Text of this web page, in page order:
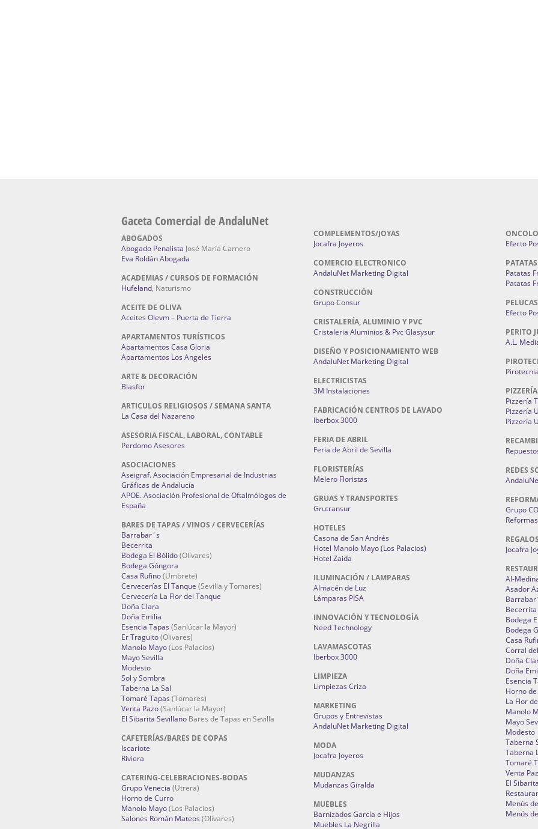
Gaceta Comercial de AndaluNet
ABOGADOS
Abogado Penalista José María Carnero
Eva Roldán Abogada
ACADEMIAS / CURSOS DE FORMACIÓN
Hufeland, Naturismo
ACEITE DE OLIVA
Aceites Olevm – Puerta de Tierra
APARTAMENTOS TURÍSTICOS
Apartamentos Casa Gloria
Apartamentos Los Angeles
ARTE & DECORACIÓN
Blasfor
ARTICULOS RELIGIOSOS / SEMANA SANTA
La Casa del Nazareno
ASESORIA FISCAL, LABORAL, CONTABLE
Perdomo Asesores
ASOCIACIONES
Aseigraf. Asociación Empresarial de Industrias
Gráficas de Andalucía
APOE. Asociación Profesional de Oftalmólogos de
España
BARES DE TAPAS / VINOS / CERVECERÍAS
Barrabar´s
Becerrita
Bodega El Bólido(Olivares)
Bodega Góngora
Casa Rufino(Umbrete)
Cervecerías El Tanque (Sevilla y Tomares)
Cervecería La Flor del Tanque
Doña Clara
Doña Emilia
Esencia Tapas (Sanlúcar la Mayor)
Er Traguito(Olivares)
Manolo Mayo(Los Palacios)
Mayo Sevilla
Modesto
Sol y Sombra
Taberna La Sal
Tomaré Tapas (Tomares)
Venta Pazo(Sanlúcar la Mayor)
El Sibarita Sevillano Bares de Tapas en Sevilla
CAFETERÍAS/BARES DE COPAS
Iscariote
Riviera
CATERING-CELEBRACIONES-BODAS
Grupo Venecia (Utrera)
Horno de Curro
Manolo Mayo(Los Palacios)
Salones Román Mateos (Olivares)
COMPLEMENTOS/JOYAS
Jocafra Joyeros
COMERCIO ELECTRONICO
AndaluNet Marketing Digital
CONSTRUCCIÓN
Grupo Consur
CRISTALERÍA, ALUMINIO Y PVC
Cristaleria Aluminios & Pvc Glasysur
DISEÑO Y POSICIONAMIENTO WEB
AndaluNet Marketing Digital
ELECTRICISTAS
3M Instalaciones
FABRICACIÓN CENTROS DE LAVADO
Iberbox 3000
FERIA DE ABRIL
Feria de Abril de Sevilla
FLORISTERÍAS
Melero Floristas
GRUAS Y TRANSPORTES
Grutransur
HOTELES
Casona de San Andrés
Hotel Manolo Mayo (Los Palacios)
Hotel Zaida
ILUMINACIÓN / LAMPARAS
Almacén de Luz
Lámparas PISA
INNOVACIÓN Y TECNOLOGÍA
Need Technology
LAVAMASCOTAS
Iberbox 3000
LIMPIEZA
Limpiezas Criza
MARKETING
Grupos y Entrevistas
AndaluNet Marketing Digital
MODA
Jocafra Joyeros
MUDANZAS
Mudanzas Giralda
MUEBLES
Barnizados García e Hijos
Muebles La Negrilla
Efecto
Patatas
Patatas
PELUCAS
Efecto
PERITO
A.L.
Pizzería
Pizzería
Pizzería
REDES
Grupo
Jocafra
Al-
Asador
Becerrita
Bodega
Bodega
Casa
Corral
Doña
Doña
Esencia
Horno
La Flor
Manolo
Mayo
Modesto
Taberna
Taberna
Tomaré
Venta
El
Menús
Menús